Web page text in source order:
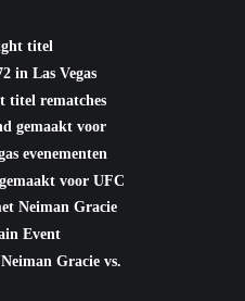
titel rematches
voor UFC
Gracie vs.